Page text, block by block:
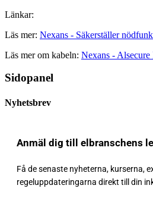
Länkar:
Läs mer: Nexans - Säkerställer
Läs mer om kabeln: Nexans -
Sidopanel
Nyhetsbrev
Anmäl dig till elbranschens
Få de senaste nyheterna, kurserna,
regeluppdateringarna direkt till din